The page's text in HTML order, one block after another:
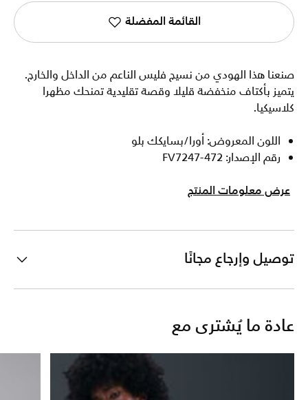
القائمة المفضلة
صنعنا هذا الهودي من نسيج فليس الناعم من الداخل والخارج.
يتميز بأكتاف منخفضة قليلا وقصة تقليدية تمنحك مظهرا
كلاسيكيا.
اللون المعروض: أورا/بسايكك بلو
رقم الإصدار: FV7247-472
عرض معلومات المنتج
توصيل وإرجاع مجانًا
عادة ما يُشترى مع